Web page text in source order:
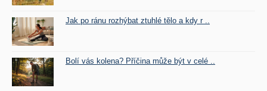
Jak po ránu rozhýbat ztuhlé tělo a kdy r ..
Bolí vás kolena? Příčina může být v celé ..